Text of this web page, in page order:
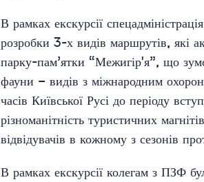
В рамках екскурсії
розробки 3-х видів маршрутів, які
парку-пам’ятки “Межигір'я”, що
фауни – видів з міжнародним
часів Київської Русі до періоду
різноманітність туристичних
відвідувачів в кожному з сезонів
В рамках екскурсії колегам з ПЗФ